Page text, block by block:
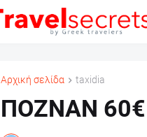
Αρχική σελίδα taxidia
ΠΟΖΝΑΝ 60€